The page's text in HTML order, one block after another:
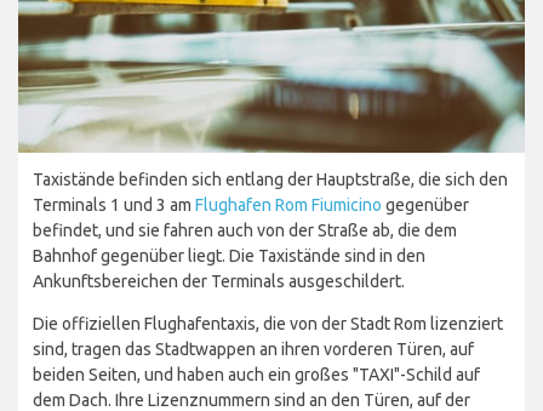
Taxistände befinden sich entlang der Hauptstraße, die sich den
Terminals 1 und 3 am Flughafen Rom Fiumicino gegenüber
befindet, und sie fahren auch von der Straße ab, die dem
Bahnhof gegenüber liegt. Die Taxistände sind in den
Ankunftsbereichen der Terminals ausgeschildert.
Die offiziellen Flughafentaxis, die von der Stadt Rom lizenziert
sind, tragen das Stadtwappen an ihren vorderen Türen, auf
beiden Seiten, und haben auch ein großes "TAXI"-Schild auf
dem Dach. Ihre Lizenznummern sind an den Türen, auf der